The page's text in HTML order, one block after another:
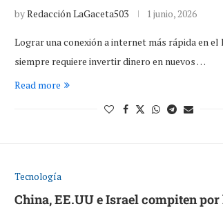
byRedacción LaGaceta503 1 junio, 2026
Lograr una conexión a internet más rápida en el
siempre requiere invertir dinero en nuevos …
Read more
Tecnología
China, EE.UU e Israel compiten